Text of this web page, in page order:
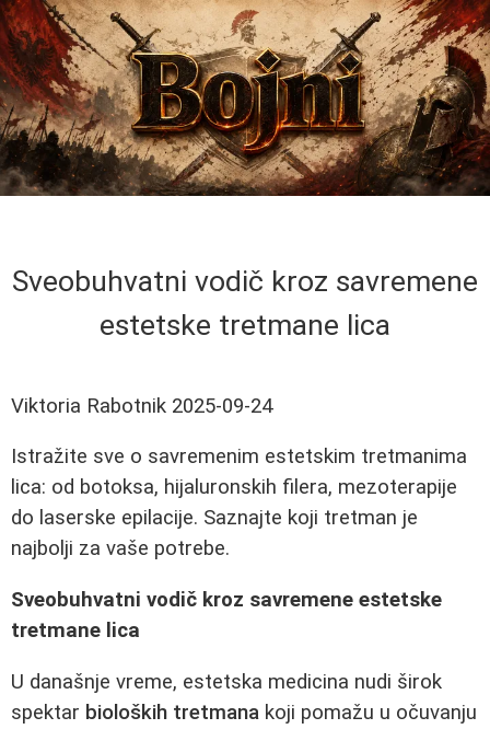
Sveobuhvatni vodič kroz savremene
estetske tretmane lica
Viktoria Rabotnik 2025-09-24
Istražite sve o savremenim estetskim tretmanima
lica: od botoksa, hijaluronskih filera, mezoterapije
do laserske epilacije. Saznajte koji tretman je
najbolji za vaše potrebe.
Sveobuhvatni vodič kroz savremene estetske
tretmane lica
U današnje vreme, estetska medicina nudi širok
spektar bioloških tretmana koji pomažu u očuvanju